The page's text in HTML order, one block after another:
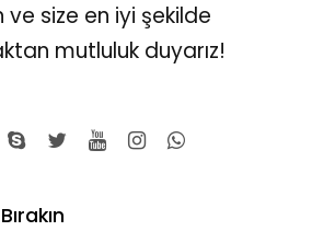
size en iyi şekilde
mutluluk duyarız!